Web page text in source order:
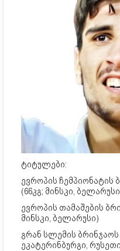
ტიტულები:
ევროპის ჩემპიონატის
(66კგ; მინსკი,
ევროპის თამაშების
მინსკი, ბელარუსი)
გრან სლემის ბრინჯაოს
ეკატერინბურგი,